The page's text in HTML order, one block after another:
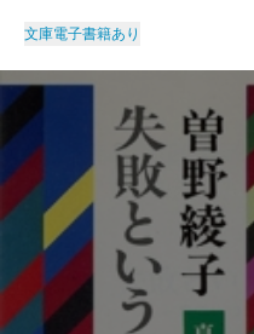
文庫電子書籍あり